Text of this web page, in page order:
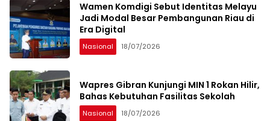
Wamen Komdigi Sebut Identitas Melayu
Jadi Modal Besar Pembangunan Riau di
Era Digital
Nasional 18/07/2026
Wapres Gibran Kunjungi MIN 1 Rokan Hilir,
Bahas Kebutuhan Fasilitas Sekolah
Nasional 18/07/2026